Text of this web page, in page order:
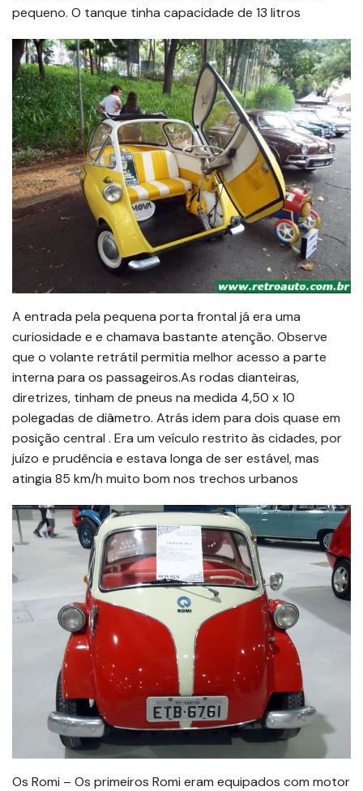
pequeno. O tanque tinha capacidade de 13 litros
A entrada pela pequena porta frontal já era uma
curiosidade e e chamava bastante atenção. Observe
que o volante retrátil permitia melhor acesso a parte
interna para os passageiros.As rodas dianteiras,
diretrizes, tinham de pneus na medida 4,50 x 10
polegadas de diâmetro. Atrás idem para dois quase em
posição central . Era um veículo restrito às cidades, por
juízo e prudência e estava longa de ser estável, mas
atingia 85 km/h muito bom nos trechos urbanos
Os Romi – Os primeiros Romi eram equipados com motor